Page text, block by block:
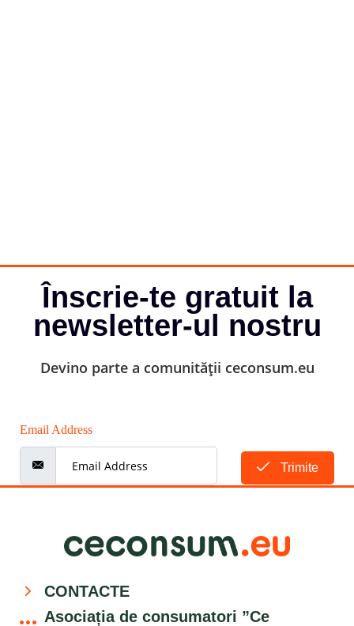
Înscrie-te gratuit la
newsletter-ul nostru
Devino parte a comunității ceconsum.eu
Email Address
Trimite
CONTACTE
Asociația de consumatori ”Ce